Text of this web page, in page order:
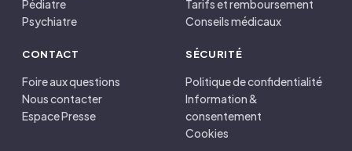
Pédiatre
Psychiatre
Tarifs et remboursement
Conseils médicaux
CONTACT
Foire aux questions
Nous contacter
Espace Presse
SÉCURITÉ
Politique de confidentialité
Information &
consentement
Cookies